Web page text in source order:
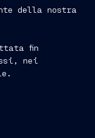
della nostra
fin
nei